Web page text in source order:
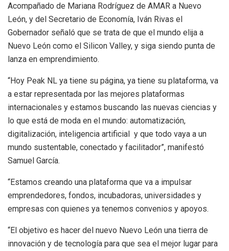
Acompañado de Mariana Rodríguez de AMAR a Nuevo
León, y del Secretario de Economía, Iván Rivas el
Gobernador señaló que se trata de que el mundo elija a
Nuevo León como el Silicon Valley, y siga siendo punta de
lanza en emprendimiento.
“Hoy Peak NL ya tiene su página, ya tiene su plataforma, va
a estar representada por las mejores plataformas
internacionales y estamos buscando las nuevas ciencias y
lo que está de moda en el mundo: automatización,
digitalización, inteligencia artificial y que todo vaya a un
mundo sustentable, conectado y facilitador”, manifestó
Samuel García.
“Estamos creando una plataforma que va a impulsar
emprendedores, fondos, incubadoras, universidades y
empresas con quienes ya tenemos convenios y apoyos.
“El objetivo es hacer del nuevo Nuevo León una tierra de
innovación y de tecnología para que sea el mejor lugar para